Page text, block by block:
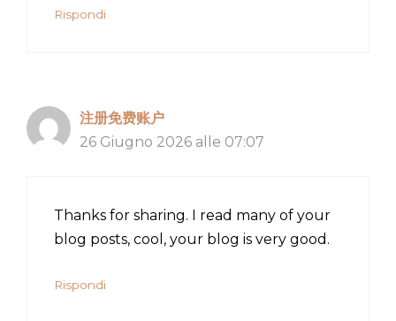
Rispondi
注册免费账户
26 Giugno 2026 alle 07:07
Thanks for sharing. I read many of your
blog posts, cool, your blog is very good.
Rispondi